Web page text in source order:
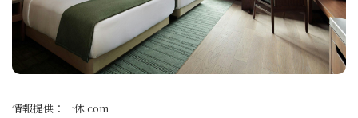
情報提供：一休.com